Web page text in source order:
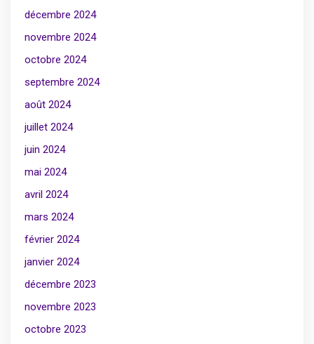
décembre 2024
novembre 2024
octobre 2024
septembre 2024
août 2024
juillet 2024
juin 2024
mai 2024
avril 2024
mars 2024
février 2024
janvier 2024
décembre 2023
novembre 2023
octobre 2023